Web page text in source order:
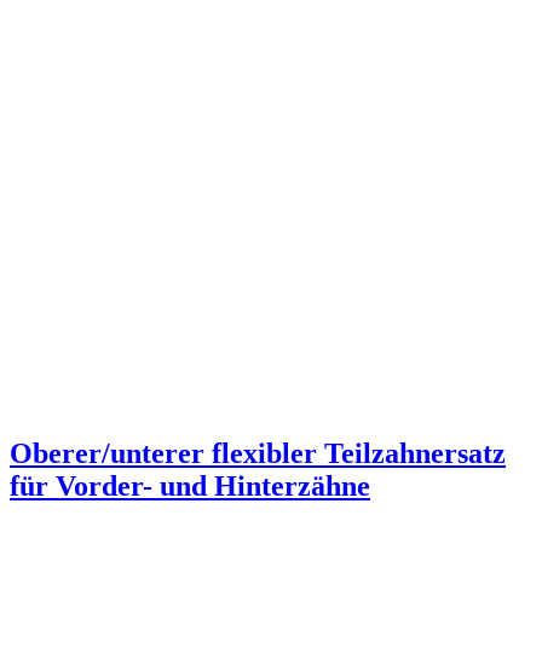
Oberer/unterer flexibler Teilzahnersatz
für Vorder- und Hinterzähne